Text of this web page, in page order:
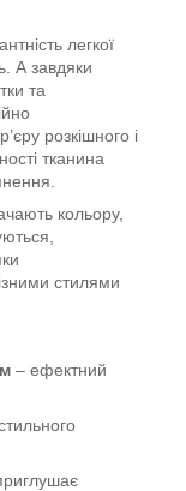
легкої
А завдяки
та
розкішного і
тканина
кольору,
стилями
– ефектний